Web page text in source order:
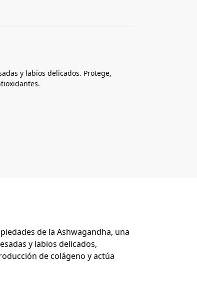
y labios delicados. Protege,
de la Ashwagandha, una
y labios delicados,
de colágeno y actúa